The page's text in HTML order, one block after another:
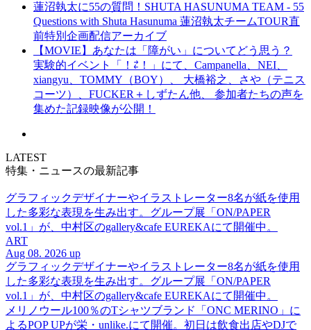
蓮沼執太に55の質問！SHUTA HASUNUMA TEAM - 55
Questions with Shuta Hasunuma 蓮沼執太チームTOUR直
前特別企画配信アーカイブ
【MOVIE】あなたは「障がい」についてどう思う？
実験的イベント「！⇄！」にて、Campanella、NEI、
xiangyu、TOMMY（BOY）、 大橋裕之、さや（テニス
コーツ）、FUCKER＋しずたん他、 参加者たちの声を
集めた記録映像が公開！
LATEST
特集・ニュースの最新記事
グラフィックデザイナーやイラストレーター8名が紙を使用
した多彩な表現を生み出す。グループ展「ON/PAPER
vol.1」が、中村区のgallery&cafe EUREKAにて開催中。
ART
Aug 08. 2026 up
グラフィックデザイナーやイラストレーター8名が紙を使用
した多彩な表現を生み出す。グループ展「ON/PAPER
vol.1」が、中村区のgallery&cafe EUREKAにて開催中。
メリノウール100％のTシャツブランド「ONC MERINO」に
よるPOP UPが栄・unlike.にて開催。初日は飲食出店やDJで